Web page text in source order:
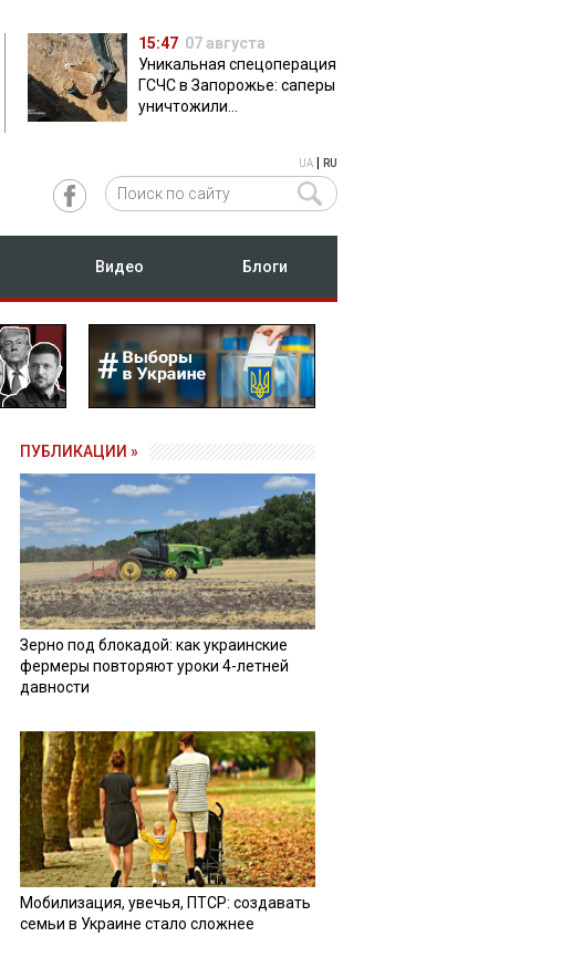
15:47 07 августа
Уникальная спецоперация
ГСЧС в Запорожье: саперы
уничтожили
UA RU
Видео Блоги
ПУБЛИКАЦИИ »
Зерно под блокадой: как украинские
фермеры повторяют уроки 4-летней
давности
Мобилизация, увечья, ПТСР: создавать
семьи в Украине стало сложнее